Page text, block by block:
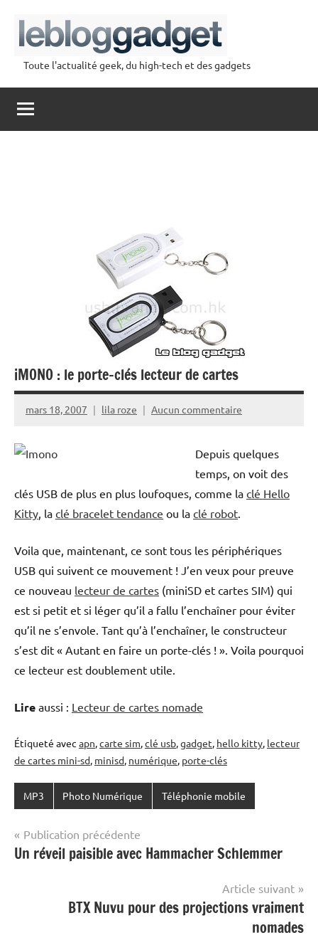
contenu
lebloggadget
Toute l'actualité geek, du high-tech et des gadgets
iMONO : le porte-clés lecteur de cartes
mars 18, 2007 lila roze Aucun commentaire
Depuis quelques
temps, on voit des
clés USB de plus en plus loufoques, comme la clé Hello
Kitty , la clé bracelet tendance ou la clé robot
Voila que, maintenant, ce sont tous les périphériques
USB qui suivent ce mouvement ! J’en veux pour preuve
ce nouveau lecteur de cartes (miniSD et cartes SIM) qui
est si petit et si léger qu’il a fallu l’enchaîner pour éviter
qu’il ne s’envole. Tant qu’à l’enchaîner, le constructeur
s’est dit « Autant en faire un porte-clés ! ». Voila pourquoi
ce lecteur est doublement utile.
Lire aussi : Lecteur de cartes nomade
Étiqueté avec apn,carte sim,clé usb,gadget, hello kitty, lecteur
de cartes mini-sd, minisd, numérique, porte-clés
MP3 Photo Numérique Téléphonie mobile
Navigation
de
Publication précédente
Un réveil paisible avec Hammacher Schlemmer
Article suivant
BTX Nuvu pour des projections vraiment
nomades